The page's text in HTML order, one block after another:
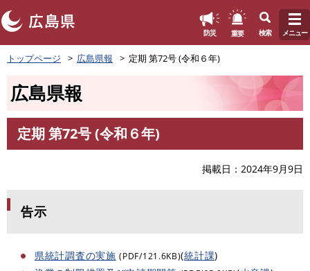
ペ
ー
頭
す
防災 重要 検索 メニュー
トップページ 広島県報 定期 第72号 (令和６年)
広島県報
文
定期 第72号 (令和６年)
掲載日 2024年9月9日
告示
県統計調査の実施 (PDF/121.6KB)(統計課)